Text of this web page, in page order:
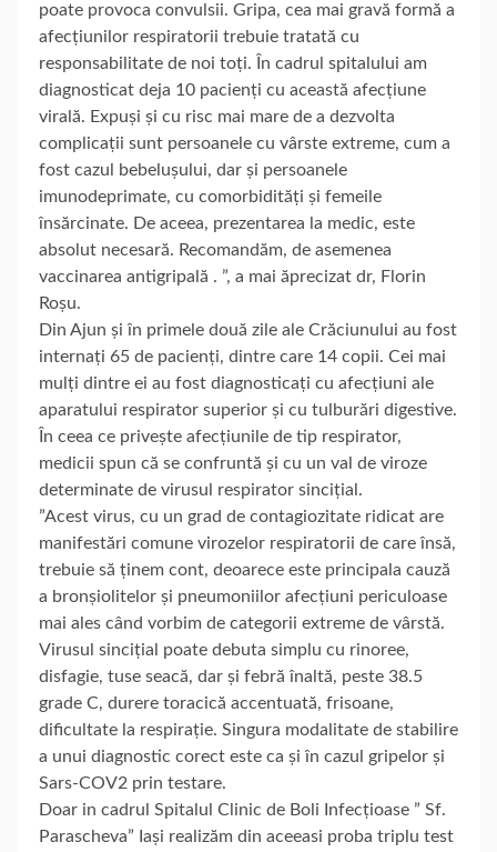
poate provoca convulsii. Gripa, cea mai gravă formă a
afecțiunilor respiratorii trebuie tratată cu
responsabilitate de noi toți. În cadrul spitalului am
diagnosticat deja 10 pacienți cu această afecțiune
virală. Expuși și cu risc mai mare de a dezvolta
complicații sunt persoanele cu vârste extreme, cum a
fost cazul bebelușului, dar și persoanele
imunodeprimate, cu comorbidități și femeile
însărcinate. De aceea, prezentarea la medic, este
absolut necesară. Recomandăm, de asemenea
vaccinarea antigripală . ”, a mai ăprecizat dr, Florin
Roșu.
Din Ajun și în primele două zile ale Crăciunului au fost
internați 65 de pacienți, dintre care 14 copii. Cei mai
mulți dintre ei au fost diagnosticați cu afecțiuni ale
aparatului respirator superior și cu tulburări digestive.
În ceea ce privește afecțiunile de tip respirator,
medicii spun că se confruntă și cu un val de viroze
determinate de virusul respirator sincițial.
”Acest virus, cu un grad de contagiozitate ridicat are
manifestări comune virozelor respiratorii de care însă,
trebuie să ținem cont, deoarece este principala cauză
a bronșiolitelor și pneumoniilor afecțiuni periculoase
mai ales când vorbim de categorii extreme de vârstă.
Virusul sincițial poate debuta simplu cu rinoree,
disfagie, tuse seacă, dar și febră înaltă, peste 38.5
grade C, durere toracică accentuată, frisoane,
dificultate la respirație. Singura modalitate de stabilire
a unui diagnostic corect este ca și în cazul gripelor și
Sars-COV2 prin testare.
Doar in cadrul Spitalul Clinic de Boli Infecțioase ” Sf.
Parascheva” Iași realizăm din aceeasi proba triplu test